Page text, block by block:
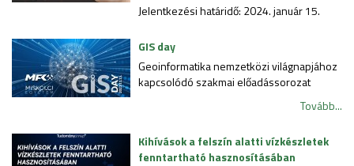
Jelentkezési határidő: 2024. január 15.
GIS day
Geoinformatika nemzetközi világnapjához
kapcsolódó szakmai előadássorozat
Tovább...
Kihívások a felszín alatti vízkészletek
fenntartható hasznosításában